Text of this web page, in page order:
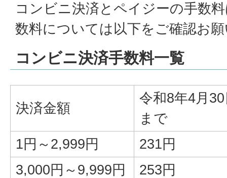
コンビニ決済とペイジーの手数
数料については以下をご確認お
コンビニ決済手数料一覧
決済金額
令和8年4月
まで
1円～2,999円
231円
3,000円～9,999円
253円